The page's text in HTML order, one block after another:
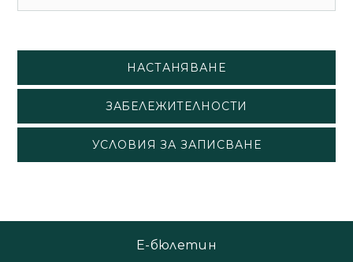
НАСТАНЯВАНЕ
ЗАБЕЛЕЖИТЕЛНОСТИ
УСЛОВИЯ ЗА ЗАПИСВАНЕ
Е-бюлетин